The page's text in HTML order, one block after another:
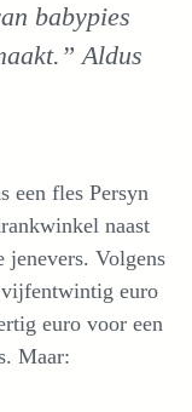
babypies
Aldus
een fles Persyn
naast
jenevers. Volgens
euro
euro voor een
Maar: